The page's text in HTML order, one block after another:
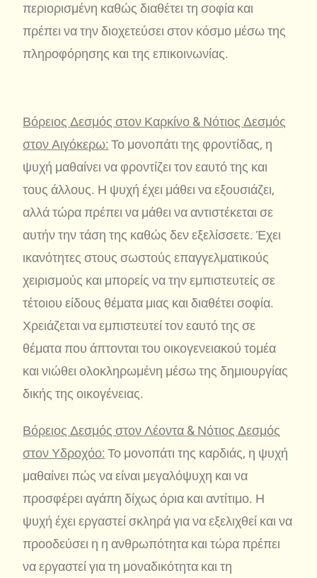
περιορισμένη καθώς διαθέτει τη σοφία και
πρέπει να την διοχετεύσει στον κόσμο μέσω της
πληροφόρησης και της επικοινωνίας.
Βόρειος Δεσμός στον Καρκίνο & Νότιος Δεσμός
στον Αιγόκερω: Το μονοπάτι της φροντίδας, η
ψυχή μαθαίνει να φροντίζει τον εαυτό της και
τους άλλους. Η ψυχή έχει μάθει να εξουσιάζει,
αλλά τώρα πρέπει να μάθει να αντιστέκεται σε
αυτήν την τάση της καθώς δεν εξελίσσετε. Έχει
ικανότητες στους σωστούς επαγγελματικούς
χειρισμούς και μπορείς να την εμπιστευτείς σε
τέτοιου είδους θέματα μιας και διαθέτει σοφία.
Χρειάζεται να εμπιστευτεί τον εαυτό της σε
θέματα που άπτονται του οικογενειακού τομέα
και νιώθει ολοκληρωμένη μέσω της δημιουργίας
δικής της οικογένειας.
Βόρειος Δεσμός στον Λέοντα & Νότιος Δεσμός
στον Υδροχόο: Το μονοπάτι της καρδιάς, η ψυχή
μαθαίνει πώς να είναι μεγαλόψυχη και να
προσφέρει αγάπη δίχως όρια και αντίτιμο. Η
ψυχή έχει εργαστεί σκληρά για να εξελιχθεί και να
προοδεύσει η η ανθρωπότητα και τώρα πρέπει
να εργαστεί για τη μοναδικότητα και τη